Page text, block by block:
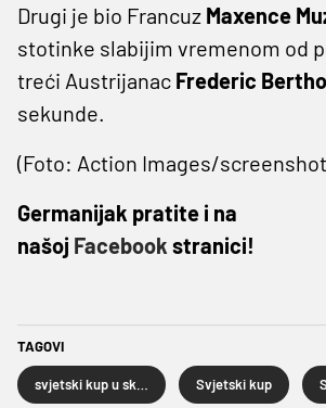
Drugi je bio Francuz Maxence
stotinke slabijim vremenom od
treći Austrijanac Frederic
sekunde.
(Foto: Action Images/
Germanijak pratite i na
našoj Facebook stranici!
TAGOVI
Svjetski kup